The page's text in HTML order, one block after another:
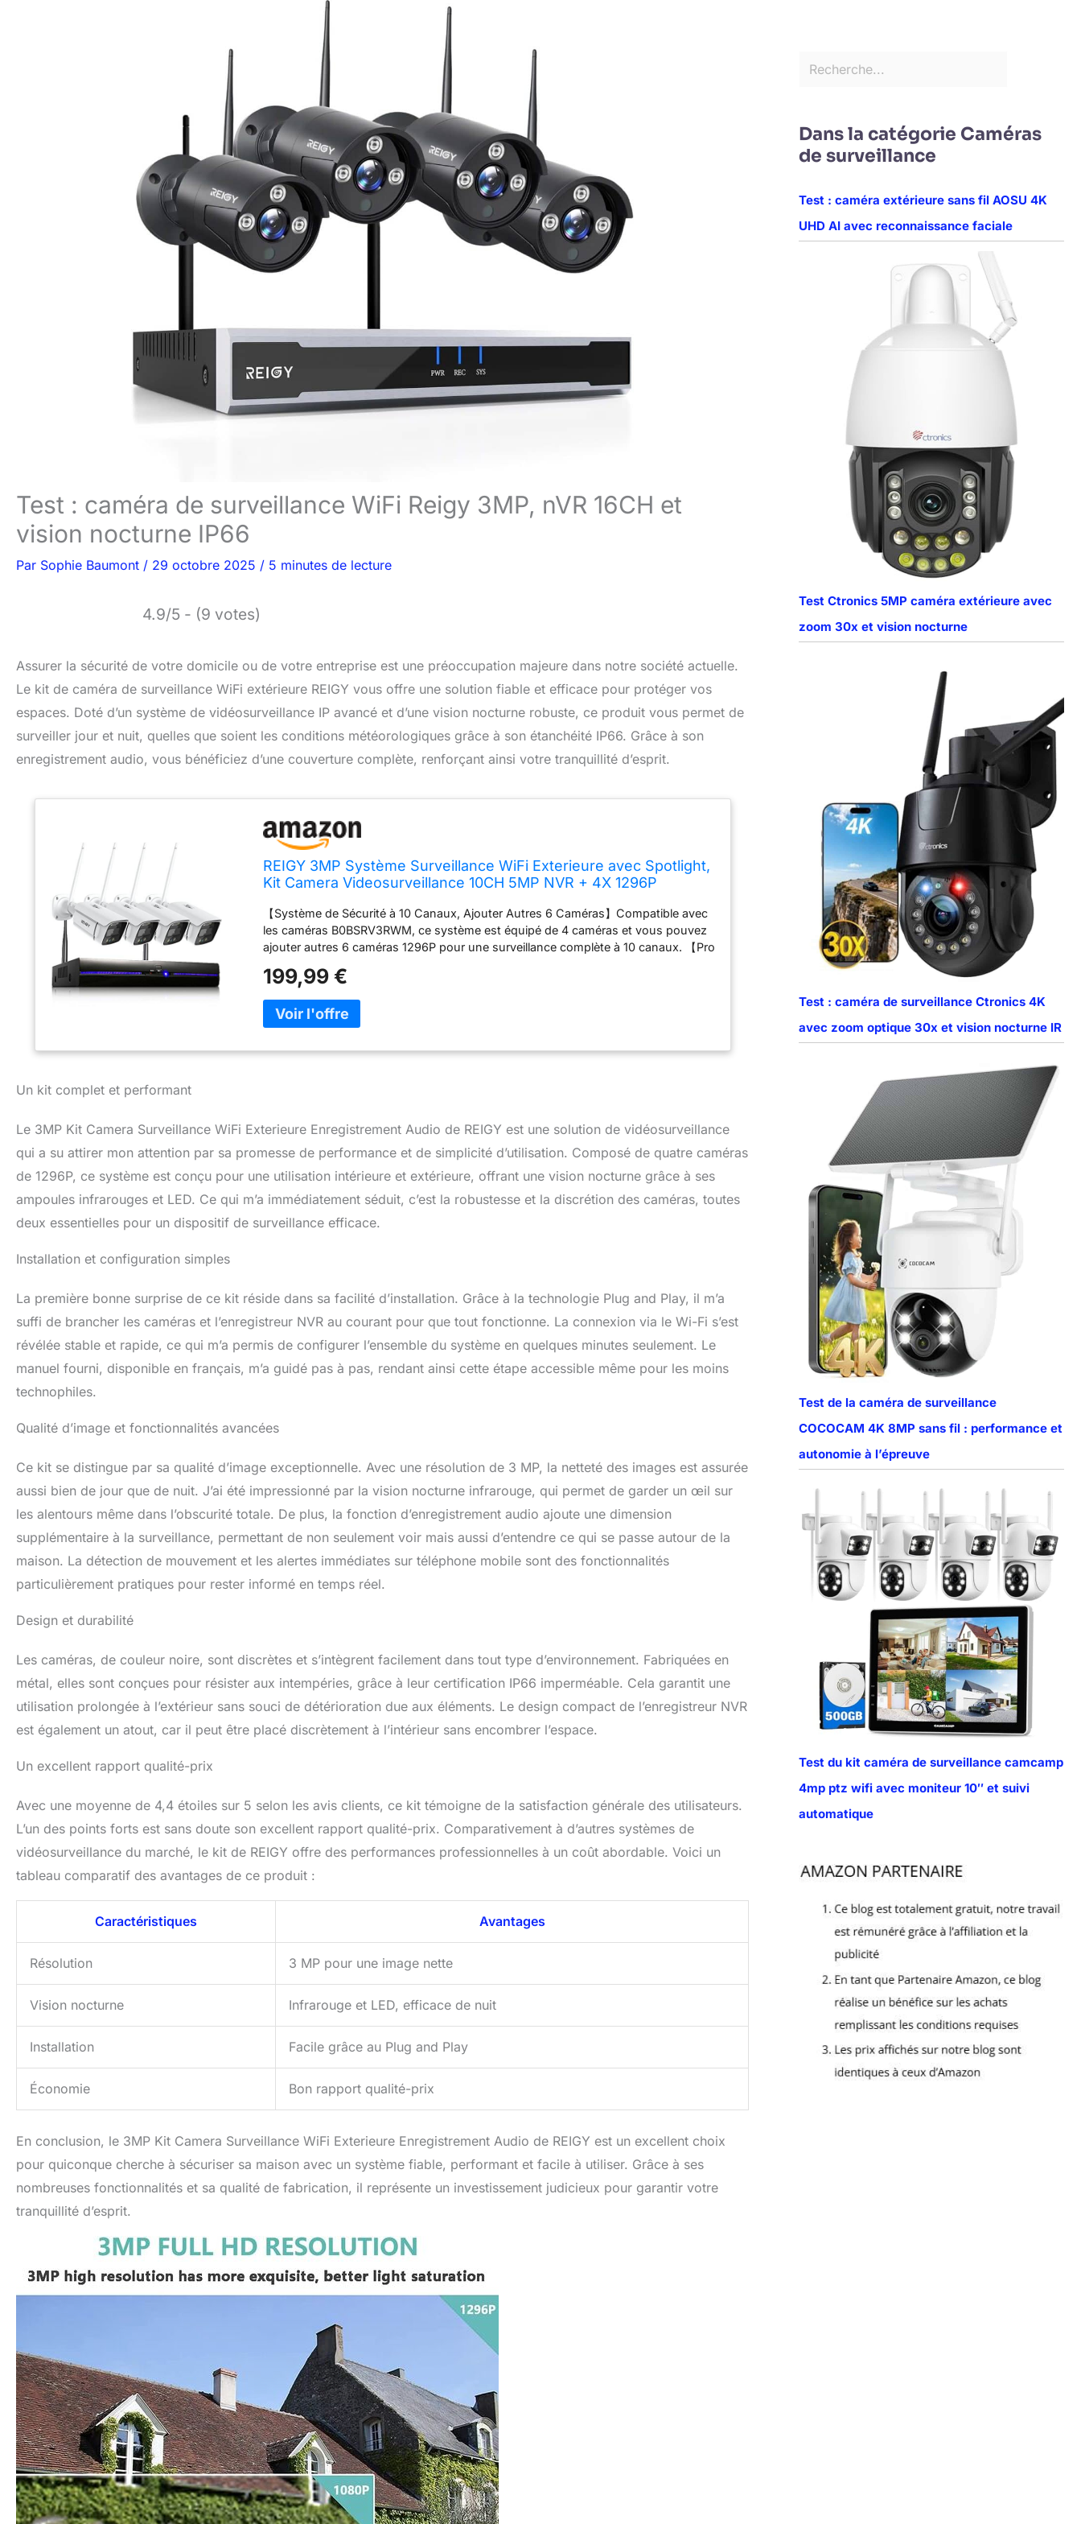
Test : caméra de surveillance WiFi Reigy 3MP, nVR 16CH et
vision nocturne IP66
Par Sophie Baumont / 29 octobre 2025 / 5 minutes de lecture
4.9/5 - (9 votes)
Assurer la sécurité de votre domicile ou de votre entreprise est une préoccupation majeure dans notre société actuelle.
Le kit de caméra de surveillance WiFi extérieure REIGY vous offre une solution fiable et efficace pour protéger vos
espaces. Doté d’un système de vidéosurveillance IP avancé et d’une vision nocturne robuste, ce produit vous permet de
surveiller jour et nuit, quelles que soient les conditions météorologiques grâce à son étanchéité IP66. Grâce à son
enregistrement audio, vous bénéficiez d’une couverture complète, renforçant ainsi votre tranquillité d’esprit.
REIGY 3MP Système Surveillance WiFi Exterieure avec Spotlight,
Kit Camera Videosurveillance 10CH 5MP NVR + 4X 1296P
Imperméable sans HDD
【Système de Sécurité à 10 Canaux, Ajouter Autres 6 Caméras】Compatible avec
les caméras B0BSRV3RWM, ce système est équipé de 4 caméras et vous pouvez
ajouter autres 6 caméras 1296P pour une surveillance complète à 10 canaux. 【Pro
sur ce qui l'intéresse. La mode de vision nocturne des lumière IR ou le projecteurs
s'allumeront automatiquement lorsque la lumière ambiante est faible pour
s'assurer que vous êtes visible dans l'obscurité. 【Audio Bidirectionnel et Etanche
IP66】Le système de sécurité dispose d'un haut-parleur et d'un microphone
intégrés, vous pouvez parler aux personnes à proximité de la caméra à tout
Heures, Prend en Charge un Disque Dur Maximal de 6 To】Ce kit de
vidéosurveillance configure automatiquement l'enregistrement continu pendant
automatiquement les anciens enregistrements. En prenant un disque dur de 1 To
comme exemple, si 4 caméras enregistrent en continu, cela peut durer 8 jours.
Remarque : Aucun disque dur n'est installé dans ce kit de surveillance.
199,99 €
Un kit complet et performant
Le 3MP Kit Camera Surveillance WiFi Exterieure Enregistrement Audio de REIGY est une solution de vidéosurveillance
qui a su attirer mon attention par sa promesse de performance et de simplicité d’utilisation. Composé de quatre caméras
de 1296P, ce système est conçu pour une utilisation intérieure et extérieure, offrant une vision nocturne grâce à ses
ampoules infrarouges et LED. Ce qui m’a immédiatement séduit, c’est la robustesse et la discrétion des caméras, toutes
deux essentielles pour un dispositif de surveillance efficace.
Installation et configuration simples
La première bonne surprise de ce kit réside dans sa facilité d’installation. Grâce à la technologie Plug and Play, il m’a
suffi de brancher les caméras et l’enregistreur NVR au courant pour que tout fonctionne. La connexion via le Wi-Fi s’est
révélée stable et rapide, ce qui m’a permis de configurer l’ensemble du système en quelques minutes seulement. Le
manuel fourni, disponible en français, m’a guidé pas à pas, rendant ainsi cette étape accessible même pour les moins
technophiles.
Qualité d’image et fonctionnalités avancées
Ce kit se distingue par sa qualité d’image exceptionnelle. Avec une résolution de 3 MP, la netteté des images est assurée
aussi bien de jour que de nuit. J’ai été impressionné par la vision nocturne infrarouge, qui permet de garder un œil sur
les alentours même dans l’obscurité totale. De plus, la fonction d’enregistrement audio ajoute une dimension
supplémentaire à la surveillance, permettant de non seulement voir mais aussi d’entendre ce qui se passe autour de la
maison. La détection de mouvement et les alertes immédiates sur téléphone mobile sont des fonctionnalités
particulièrement pratiques pour rester informé en temps réel.
Design et durabilité
Les caméras, de couleur noire, sont discrètes et s’intègrent facilement dans tout type d’environnement. Fabriquées en
métal, elles sont conçues pour résister aux intempéries, grâce à leur certification IP66 imperméable. Cela garantit une
utilisation prolongée à l’extérieur sans souci de détérioration due aux éléments. Le design compact de l’enregistreur NVR
est également un atout, car il peut être placé discrètement à l’intérieur sans encombrer l’espace.
Un excellent rapport qualité-prix
Avec une moyenne de 4,4 étoiles sur 5 selon les avis clients, ce kit témoigne de la satisfaction générale des utilisateurs.
L’un des points forts est sans doute son excellent rapport qualité-prix. Comparativement à d’autres systèmes de
vidéosurveillance du marché, le kit de REIGY offre des performances professionnelles à un coût abordable. Voici un
tableau comparatif des avantages de ce produit :
Caractéristiques Avantages
Résolution 3 MP pour une image nette
Vision nocturne Infrarouge et LED, efficace de nuit
Installation Facile grâce au Plug and Play
Économie Bon rapport qualité-prix
En conclusion, le 3MP Kit Camera Surveillance WiFi Exterieure Enregistrement Audio de REIGY est un excellent choix
pour quiconque cherche à sécuriser sa maison avec un système fiable, performant et facile à utiliser. Grâce à ses
nombreuses fonctionnalités et sa qualité de fabrication, il représente un investissement judicieux pour garantir votre
tranquillité d’esprit.
Dans la catégorie Caméras
de surveillance
Test : caméra extérieure sans fil AOSU 4K
UHD AI avec reconnaissance faciale
Test Ctronics 5MP caméra extérieure avec
zoom 30x et vision nocturne
Test : caméra de surveillance Ctronics 4K
avec zoom optique 30x et vision nocturne IR
Test de la caméra de surveillance
COCOCAM 4K 8MP sans fil : performance et
autonomie à l’épreuve
Test du kit caméra de surveillance camcamp
4mp ptz wifi avec moniteur 10″ et suivi
automatique